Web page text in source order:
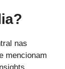
nas
mencionam